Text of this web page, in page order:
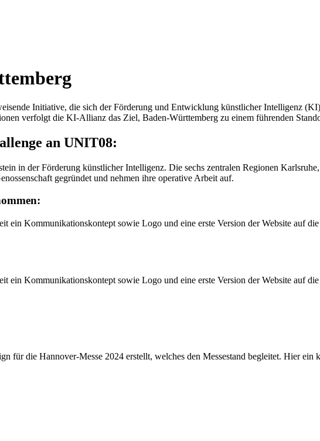
Initiative, die sich der Förderung und Entwicklung künstlicher Intelligenz
verfolgt die KI-Allianz das Ziel, Baden-Württemberg zu einem führenden
an UNIT08:
in der Förderung künstlicher Intelligenz. Die sechs zentralen Regionen
gegründet und nehmen ihre operative Arbeit auf.
ein Kommunikationskontept sowie Logo und eine erste Version der Website auf
ein Kommunikationskontept sowie Logo und eine erste Version der Website auf
für die Hannover-Messe 2024 erstellt, welches den Messestand begleitet. Hier ein